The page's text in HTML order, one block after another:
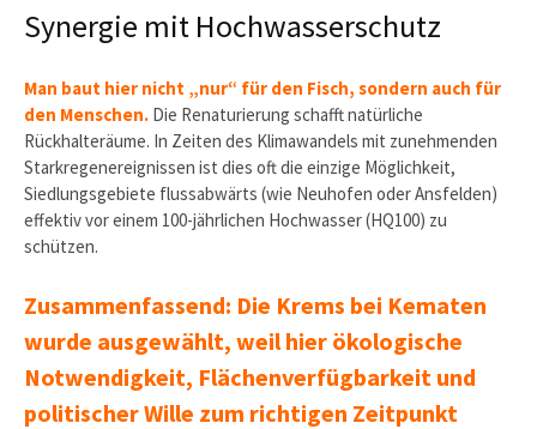
Synergie mit Hochwasserschutz
Man baut hier nicht „nur“ für den Fisch, sondern auch für
den Menschen. Die Renaturierung schafft natürliche
Rückhalteräume. In Zeiten des Klimawandels mit zunehmenden
Starkregenereignissen ist dies oft die einzige Möglichkeit,
Siedlungsgebiete flussabwärts (wie Neuhofen oder Ansfelden)
effektiv vor einem 100-jährlichen Hochwasser (HQ100) zu
schützen.
Zusammenfassend: Die Krems bei Kematen
wurde ausgewählt, weil hier ökologische
Notwendigkeit, Flächenverfügbarkeit und
politischer Wille zum richtigen Zeitpunkt